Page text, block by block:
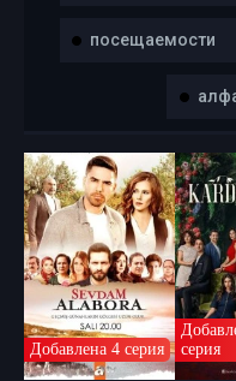
посещаемости
Добавлена 4 серия
серия